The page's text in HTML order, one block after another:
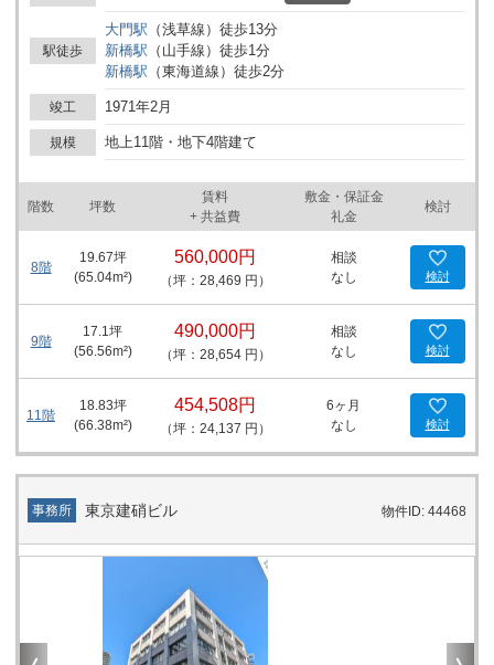
ます（募集時期により異なる）。このビルは、その視認性の高さと
利便性から、新橋エリアのランドマーク的存在として知られていま
す。 ビル内には郵便局、銀行、ATMコーナー、医療施設、飲食店
などが入居しており、ビル内で様々な用事を完結することが可能で
す。また、周辺エリアにも飲食店やコンビニエンスストアが豊富に
あり、日々の業務に必要なさまざまなサービスが手軽に利用できる
点も大きなメリットです。 交通アクセスにおいては、東京メトロ銀
座線、JR山手線、横須賀線をはじめとする複数の路線が利用可能
で、最寄り駅である新橋駅からは徒歩1分という優れたアクセスを
誇ります。内幸町駅や汐留駅へのアクセスも容易であり、ビジネス
の拠点としての利便性は非常に高いと言えます。 物件の設備面で
は、男女別トイレが完備されており、快適なオフィス環境を提供し
ています。また、トイレは室外に設置されており、ビル内の利便性
と衛生面にも配慮されています。 ニュー新橋ビルは、新耐震基準以
前に竣工した物件でありながら、その立地と設備、利便性を考慮す
ると、新橋エリアで事業を展開する企業にとって魅力的な選択肢の
一つです。駅前の立地でありながら、ビル内外の充実したサービス
大を支援する重要な要素です。この物件がビジネスの成功に貢献す
る一助となることを期待しています。
駅徒歩
大門駅 （浅草線 ） 徒歩13分
新橋駅 （ 山手線 ） 徒歩1分
新橋駅 （東海道線 ） 徒歩2分
竣工 1971年2月
規模 地上11階・地下4階建て
階数 坪数
賃料
+ 共益費
敷金・保証金
礼金
検討
8階
19.67坪
(65.04m²)
560,000円
（坪：28,469 円）
相談
なし
検討
9階
17.1坪
(56.56m²)
490,000円
（坪：28,654 円）
相談
なし
検討
11階
18.83坪
(66.38m²)
454,508円
（坪：24,137 円）
6ヶ月
なし
検討
事務所 東京建硝ビル 物件ID: 44468